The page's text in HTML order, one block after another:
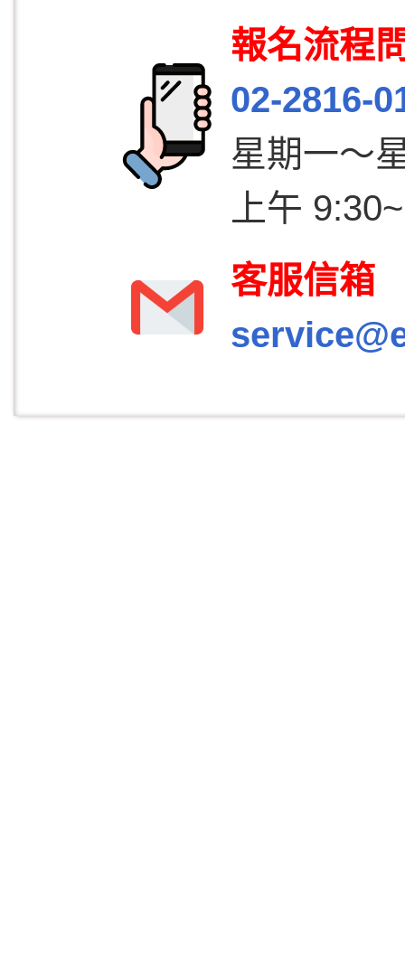
報名流程
02-2816-
星期一～
上午
客服信箱